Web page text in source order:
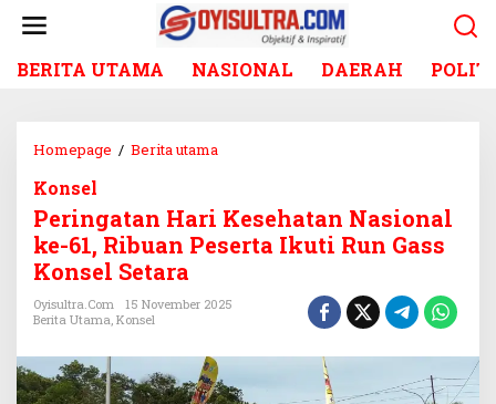
BERITA UTAMA NASIONAL DAERAH
Homepage / Berita utama
n
g
t
a
Konsel
Peringatan Hari Kesehatan Nasional
ke-61, Ribuan Peserta Ikuti Run Gass
Konsel Setara
Oyisultra.com
15 November 2025
Berita Utama, Konsel